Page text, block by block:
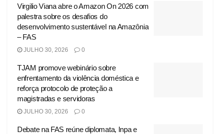
Virgilio Viana abre o Amazon On 2026 com
palestra sobre os desafios do
desenvolvimento sustentável na Amazônia
– FAS
JULHO 30, 2026 0
TJAM promove webinário sobre
enfrentamento da violência doméstica e
reforça protocolo de proteção a
magistradas e servidoras
JULHO 30, 2026 0
Debate na FAS reúne diplomata, Inpa e